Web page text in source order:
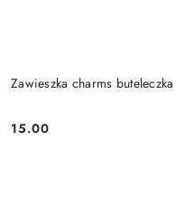
Zawieszka charms buteleczka
Cena:
15.00